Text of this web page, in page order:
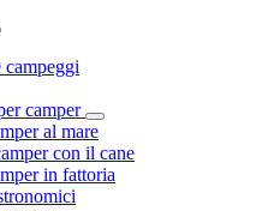
campeggi
camper
al mare
con il cane
in fattoria